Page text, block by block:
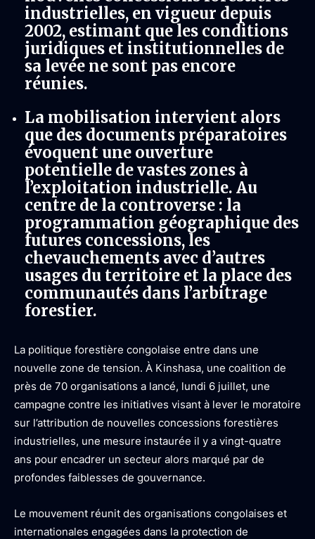
industrielles, en vigueur depuis
2002, estimant que les conditions
juridiques et institutionnelles de
sa levée ne sont pas encore
réunies.
La mobilisation intervient alors
que des documents préparatoires
évoquent une ouverture
potentielle de vastes zones à
l’exploitation industrielle. Au
centre de la controverse : la
programmation géographique des
futures concessions, les
chevauchements avec d’autres
usages du territoire et la place des
communautés dans l’arbitrage
forestier.
La politique forestière congolaise entre dans une
nouvelle zone de tension. À Kinshasa, une coalition de
près de 70 organisations a lancé, lundi 6 juillet, une
campagne contre les initiatives visant à lever le moratoire
sur l’attribution de nouvelles concessions forestières
industrielles, une mesure instaurée il y a vingt-quatre
ans pour encadrer un secteur alors marqué par de
profondes faiblesses de gouvernance.
Le mouvement réunit des organisations congolaises et
internationales engagées dans la protection de